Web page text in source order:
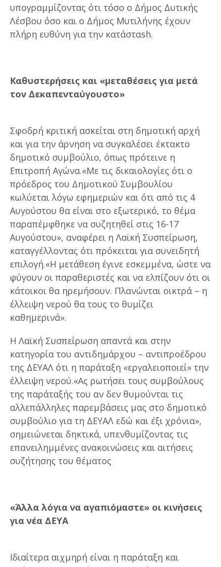
υπογραμμίζοντας ότι τόσο ο Δήμος Δυτικής
Λέσβου όσο και ο Δήμος Μυτιλήνης έχουν
πλήρη ευθύνη για την κατάσταsh.
Καθυστερήσεις και «μεταθέσεις για μετά
τον Δεκαπενταύγουστο»
Σφοδρή κριτική ασκείται στη δημοτική αρχή
και για την άρνηση να συγκαλέσει έκτακτο
δημοτικό συμβούλιο, όπως πρότεινε η
Επιτροπή Αγώνα.«Με τις δικαιολογίες ότι ο
πρόεδρος του Δημοτικού Συμβουλίου
κωλύεται λόγω εφημεριών και ότι από τις 4
Αυγούστου θα είναι στο εξωτερικό, το θέμα
παραπέμφθηκε να συζητηθεί στις 16-17
Αυγούστου», αναφέρει η Λαϊκή Συσπείρωση,
καταγγέλλοντας ότι πρόκειται για συνειδητή
επιλογή.«Η μετάθεση έγινε εσκεμμένα, ώστε να
φύγουν οι παραθεριστές και να ελπίζουν ότι οι
κάτοικοι θα ηρεμήσουν. Πλανώνται οικτρά – η
έλλειψη νερού θα τους το θυμίζει
καθημερινά».
Η Λαϊκή Συσπείρωση απαντά και στην
κατηγορία του αντιδημάρχου – αντιπροέδρου
της ΔΕΥΑΛ ότι η παράταξη «εργαλειοποιεί» την
έλλειψη νερού.«Ας ρωτήσει τους συμβούλους
της παράταξής του αν δεν θυμούνται τις
αλλεπάλληλες παρεμβάσεις μας στο δημοτικό
συμβούλιο για τη ΔΕΥΑΛ εδώ και έξι χρόνια»,
σημειώνεται δηκτικά, υπενθυμίζοντας τις
επανειλημμένες ανακοινώσεις και αιτήσεις
συζήτησης του θέματος
«Άλλα λόγια να αγαπιόμαστε» οι κινήσεις
για νέα ΔΕΥΑ
Ιδιαίτερα αιχμηρή είναι η παράταξη και